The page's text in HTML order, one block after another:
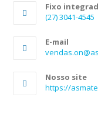
Fixo
(27) 3041-4545
E-mail
Nosso site
https://